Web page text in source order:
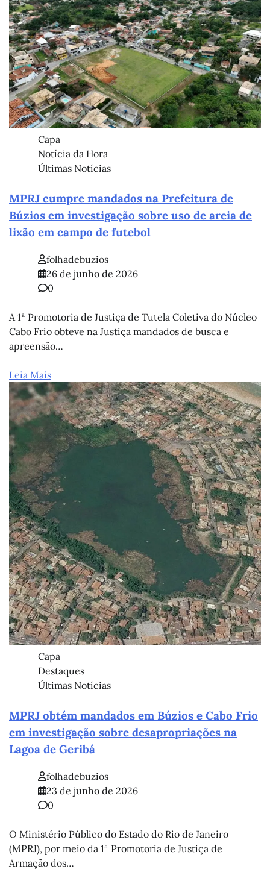
Capa
Notícia da Hora
Últimas Notícias
MPRJ cumpre mandados na Prefeitura de
Búzios em investigação sobre uso de areia de
lixão em campo de futebol
folhadebuzios
26 de junho de 2026
0
A 1ª Promotoria de Justiça de Tutela Coletiva do Núcleo
Cabo Frio obteve na Justiça mandados de busca e
apreensão…
Leia Mais
Capa
Destaques
Últimas Notícias
MPRJ obtém mandados em Búzios e Cabo Frio
em investigação sobre desapropriações na
Lagoa de Geribá
folhadebuzios
23 de junho de 2026
0
O Ministério Público do Estado do Rio de Janeiro
(MPRJ), por meio da 1ª Promotoria de Justiça de
Armação dos…